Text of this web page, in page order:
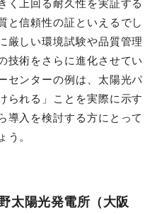
く上回る耐久性を実証する
と信頼性の証といえるでし
厳しい環境試験や品質管理
技術をさらに進化させてい
センターの例は、太陽光パ
られる」ことを実際に示す
導入を検討する方にとって
う。
太陽光発電所（大阪